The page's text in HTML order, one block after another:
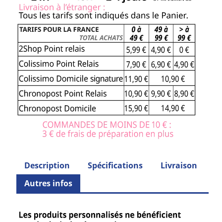
Description Spécifications
Livraison
Autres infos